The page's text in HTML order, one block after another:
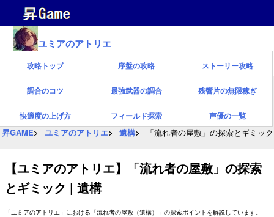
ユミアのアトリエ
攻略トップ 序盤の攻略 ストーリー攻略
調合のコツ 最強武器の調合 残響片の無限稼ぎ
快適度の上げ方 フィールド探索 声優の一覧
昇GAME ユミアのアトリエ 遺構 「流れ者の屋敷」の探索とギミッ
【ユミアのアトリエ】「流れ者の屋敷」の探索
とギミック | 遺構
「ユミアのアトリエ」における「流れ者の屋敷（遺構）」の探索ポイントを解説しています。